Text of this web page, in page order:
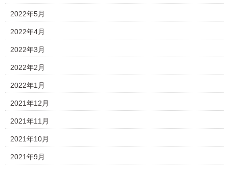
2022年5月
2022年4月
2022年3月
2022年2月
2022年1月
2021年12月
2021年11月
2021年10月
2021年9月